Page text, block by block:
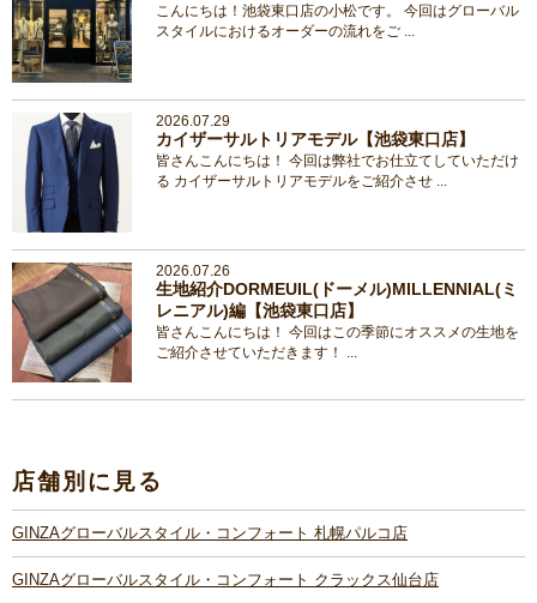
こんにちは！池袋東口店の小松です。 今回はグローバル
スタイルにおけるオーダーの流れをご ...
2026.07.29
カイザーサルトリアモデル【池袋東口店】
皆さんこんにちは！ 今回は弊社でお仕立てしていただけ
る カイザーサルトリアモデルをご紹介させ ...
2026.07.26
生地紹介DORMEUIL(ドーメル)MILLENNIAL(ミ
レニアル)編【池袋東口店】
皆さんこんにちは！ 今回はこの季節にオススメの生地を
ご紹介させていただきます！ ...
店舗別に見る
GINZAグローバルスタイル・コンフォート 札幌パルコ店
GINZAグローバルスタイル・コンフォート クラックス仙台店